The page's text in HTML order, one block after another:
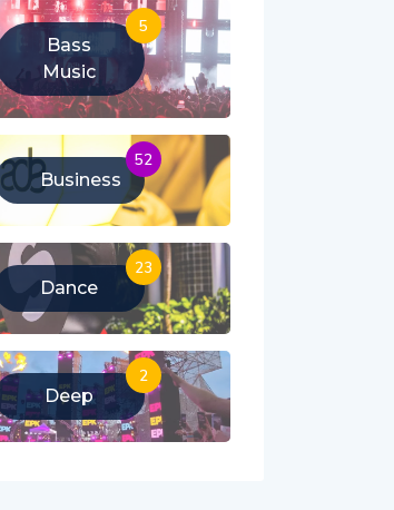
Bass
Music
5
Business
52
Dance
23
Deep
2